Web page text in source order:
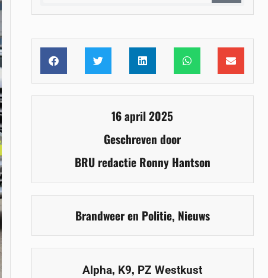
16 april 2025
Geschreven door
BRU redactie Ronny Hantson
Brandweer en Politie, Nieuws
Alpha, K9, PZ Westkust